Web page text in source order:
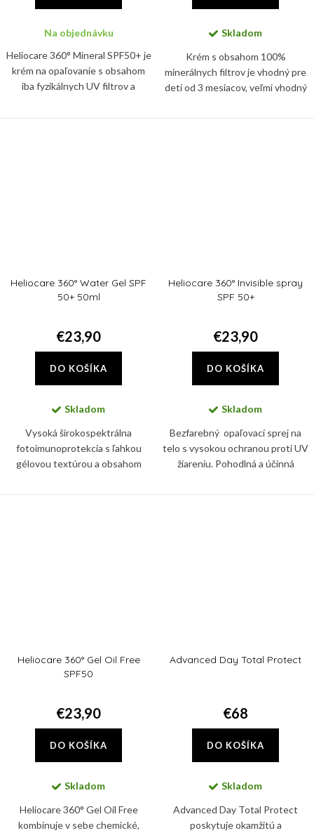
Na objednávku
Heliocare 360° Mineral SPF50+ je
krém na opaľovanie s obsahom
iba fyzikálnych UV filtrov a
Skladom
Krém s obsahom 100%
minerálnych filtrov je vhodný pre
deti od 3 mesiacov, veľmi vhodný
Heliocare 360° Water Gel SPF
50+ 50ml
€23,90
DO KOŠÍKA
Skladom
Vysoká širokospektrálna
fotoimunoprotekcia s ľahkou
gélovou textúrou a obsahom
Heliocare 360° Invisible spray
SPF 50+
€23,90
DO KOŠÍKA
Skladom
Bezfarebný opaľovací sprej na
telo s vysokou ochranou proti UV
žiareniu. Pohodlná a účinná
Heliocare 360° Gel Oil Free
SPF50
€23,90
DO KOŠÍKA
Skladom
Heliocare 360° Gel Oil Free
kombinuje v sebe chemické,
Advanced Day Total Protect
€68
DO KOŠÍKA
Skladom
Advanced Day Total Protect
poskytuje okamžitú a